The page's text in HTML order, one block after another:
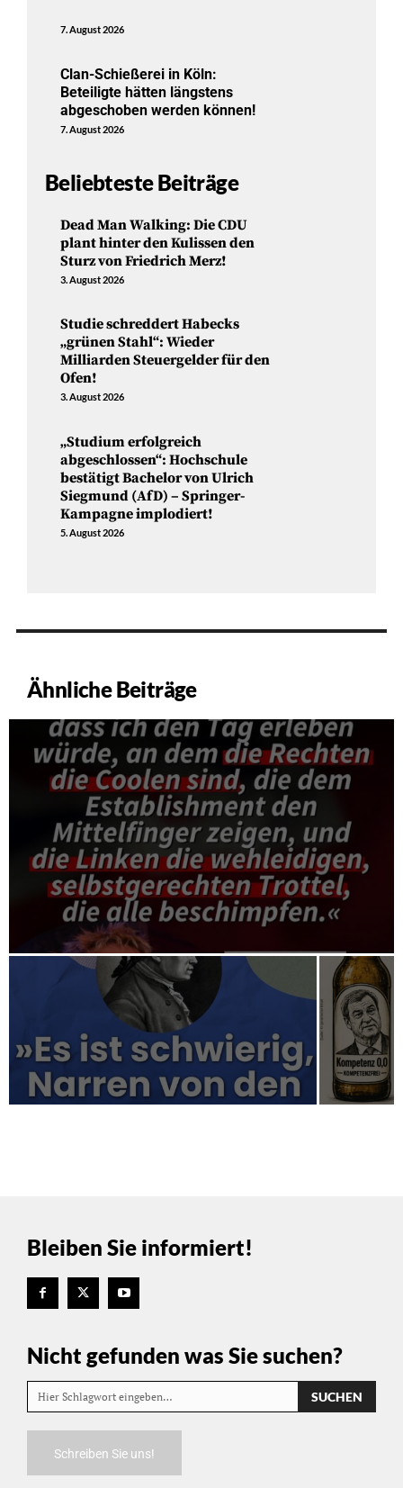
7. August 2026
Clan-Schießerei in Köln:
Beteiligte hätten längstens
abgeschoben werden können!
7. August 2026
Beliebteste Beiträge
Dead Man Walking: Die CDU
plant hinter den Kulissen den
Sturz von Friedrich Merz!
3. August 2026
Studie schreddert Habecks
„grünen Stahl“: Wieder
Milliarden Steuergelder für den
Ofen!
3. August 2026
„Studium erfolgreich
abgeschlossen“: Hochschule
bestätigt Bachelor von Ulrich
Siegmund (AfD) – Springer-
Kampagne implodiert!
5. August 2026
Ähnliche Beiträge
Bleiben Sie informiert!
Nicht gefunden was Sie suchen?
Hier Schlagwort eingeben… SUCHEN
Schreiben Sie uns!